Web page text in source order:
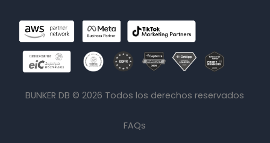
BUNKER DB ©2026 Todos los derechos reservados
FAQs